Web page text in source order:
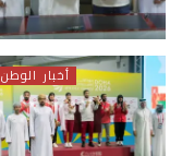
أخبار الوطن